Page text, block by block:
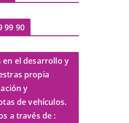
99 90
en el desarrollo y
propia
y
de vehículos.
a través de :